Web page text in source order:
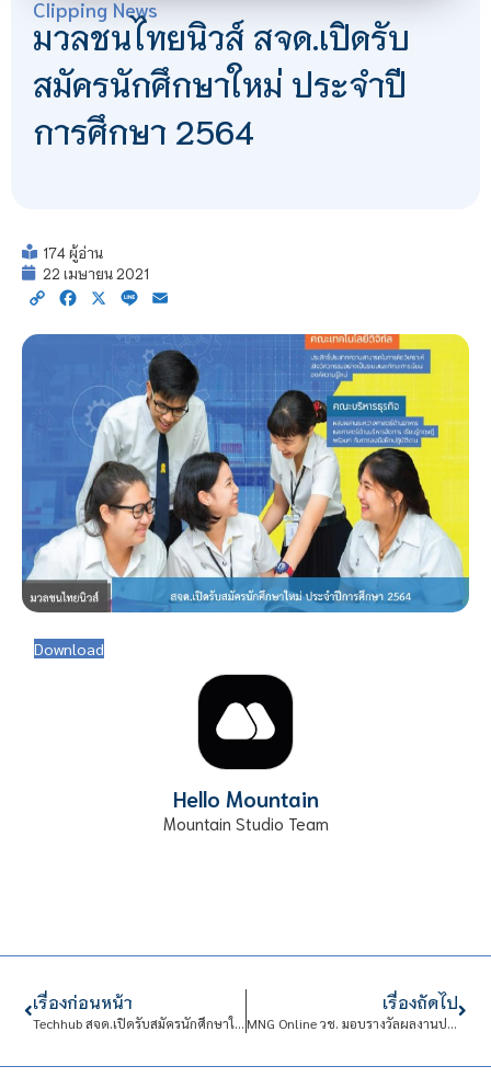
Clipping News
มวลชนไทยนิวส์ สจด.เปิดรับ
สมัครนักศึกษาใหม่ ประจำปี
การศึกษา 2564
174 ผู้อ่าน
22 เมษายน 2021
Copy Facebook
X Line
Download
Hello Mountain
Mountain Studio Team
เรื่องก่อนหน้า
Techhub สจด.เปิดรับสมัครนักศึกษาใหม่ ประจำปีการศึกษา 2564
เรื่องถัดไป
MNG Online วช. มอบรางวัลผลงานประดิษฐ์คิดค้น ปี 64 นวัตกรรมตู้อบฆ่าเชื้อไวรัสไฮบริด 3 ระบบบริการ ต้านโควิด-19